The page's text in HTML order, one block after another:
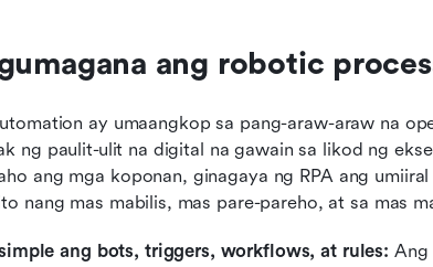
ang robotic
ay umaangkop sa pang-araw-araw na
ng paulit-ulit na digital na gawain sa likod ng
ang mga koponan, ginagaya ng RPA ang
nang mas mabilis, mas pare-pareho, at sa mas
ang bots, triggers, workflows, at rules: Ang